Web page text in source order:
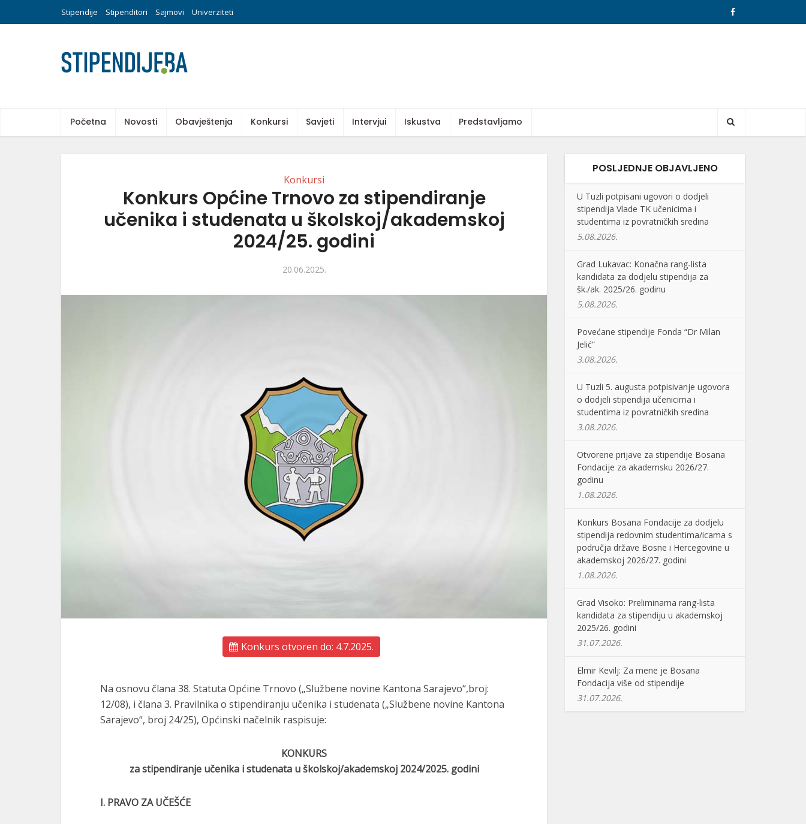
Stipendije Stipenditori Sajmovi Univerziteti
Početna Novosti Obavještenja Konkursi Savjeti Intervjui Iskustva Predstavljamo
Konkursi
Konkurs Općine Trnovo za stipendiranje
učenika i studenata u školskoj/akademskoj
2024/25. godini
20.06.2025.
Konkurs otvoren do: 4.7.2025.
Na osnovu člana 38. Statuta Općine Trnovo („Službene novine Kantona Sarajevo“,broj:
12/08), i člana 3. Pravilnika o stipendiranju učenika i studenata („Službene novine Kantona
Sarajevo“, broj 24/25), Općinski načelnik raspisuje:
KONKURS
za stipendiranje učenika i studenata u školskoj/akademskoj 2024/2025. godini
I. PRAVO ZA UČEŠĆE
POSLJEDNJE OBJAVLJENO
U Tuzli potpisani ugovori o dodjeli
stipendija Vlade TK učenicima i
studentima iz povratničkih sredina
5.08.2026.
Grad Lukavac: Konačna rang-lista
kandidata za dodjelu stipendija za
šk./ak. 2025/26. godinu
5.08.2026.
Povećane stipendije Fonda “Dr Milan
Jelić”
3.08.2026.
U Tuzli 5. augusta potpisivanje ugovora
o dodjeli stipendija učenicima i
studentima iz povratničkih sredina
3.08.2026.
Otvorene prijave za stipendije Bosana
Fondacije za akademsku 2026/27.
godinu
1.08.2026.
Konkurs Bosana Fondacije za dodjelu
stipendija redovnim studentima/icama s
područja države Bosne i Hercegovine u
akademskoj 2026/27. godini
1.08.2026.
Grad Visoko: Preliminarna rang-lista
kandidata za stipendiju u akademskoj
2025/26. godini
31.07.2026.
Elmir Kevilj: Za mene je Bosana
Fondacija više od stipendije
31.07.2026.